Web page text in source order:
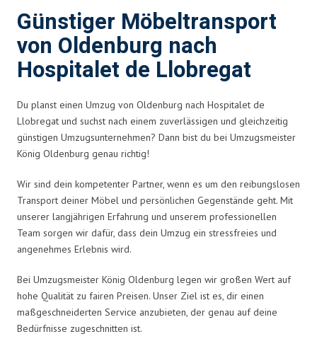
Günstiger Möbeltransport
von Oldenburg nach
Hospitalet de Llobregat
Du planst einen Umzug von Oldenburg nach Hospitalet de
Llobregat und suchst nach einem zuverlässigen und gleichzeitig
günstigen Umzugsunternehmen? Dann bist du bei Umzugsmeister
König Oldenburg genau richtig!
Wir sind dein kompetenter Partner, wenn es um den reibungslosen
Transport deiner Möbel und persönlichen Gegenstände geht. Mit
unserer langjährigen Erfahrung und unserem professionellen
Team sorgen wir dafür, dass dein Umzug ein stressfreies und
angenehmes Erlebnis wird.
Bei Umzugsmeister König Oldenburg legen wir großen Wert auf
hohe Qualität zu fairen Preisen. Unser Ziel ist es, dir einen
maßgeschneiderten Service anzubieten, der genau auf deine
Bedürfnisse zugeschnitten ist.